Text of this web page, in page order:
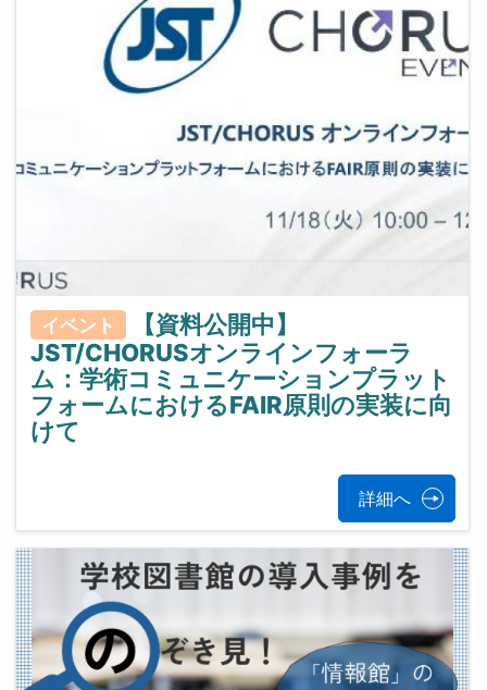
イベント
【資料公開中】
JST/CHORUSオンラインフォーラ
ム：学術コミュニケーションプラット
フォームにおけるFAIR原則の実装に向
けて
詳細へ